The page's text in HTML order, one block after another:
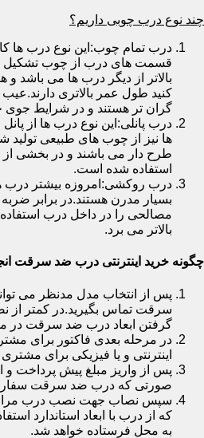
چند نوع درب چوبی داریم؟
درب تمام چوب:این نوع درب ها
قسمت های درب از چوب تشکیل
بالاتر از دیگر درب ها می باشد و
کنید طول عمر بالاتری
گران تر هستند و در شرایط
درب پانلی:این نوع درب ها از
ها نیز از چوب های طبیعی تولید
طرح دار می باشند و در بخشی از
استفاده شده است.
درب روکشی:امروزه بیشتر درب
بسیار مدرن هستند.در برابر
مصالحی را در داخل درب
بالاتر می برد.
چگونه خرید اینترنتی درب ضد سرقت
پس از انتخاب مدل مدنظر می
سرقت تماس بگیرید.در کمتر از
گرفتن ابعاد درب ضد سرقت
در مرحله بعدی فاکتور برای
اینترنتی و یا فیزیکی برای
پس از واریز مبلغ پیش پرداخت
صورتی که درب ضد سرقت
سپس نصاب جهت نصب درب
که از درب با ابعاد استاندارد
به محل فرستاده خواهد شد.